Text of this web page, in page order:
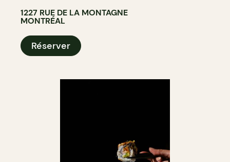
1227 RUE DE LA MONTAGNE
MONTRÉAL
Réserver